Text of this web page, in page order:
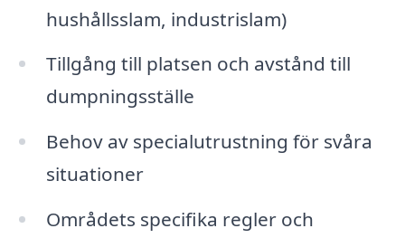
hushållsslam, industrislam)
Tillgång till platsen och avstånd till
dumpningsställe
Behov av specialutrustning för svåra
situationer
Områdets specifika regler och